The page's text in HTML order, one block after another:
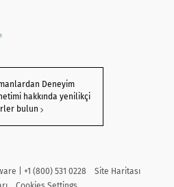
Deneyim
hakkında yenilikçi
bulun
| +1 (800) 531 0228
Site Haritası